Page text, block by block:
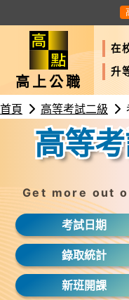
高上公職
在
升
首頁 高等考試二級
高等
Get more out
考試日期
錄取統計
新班開課